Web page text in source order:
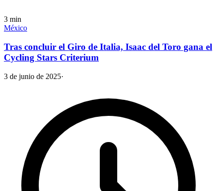
3 min
México
Tras concluir el Giro de Italia, Isaac del Toro gana el
Cycling Stars Criterium
3 de junio de 2025·